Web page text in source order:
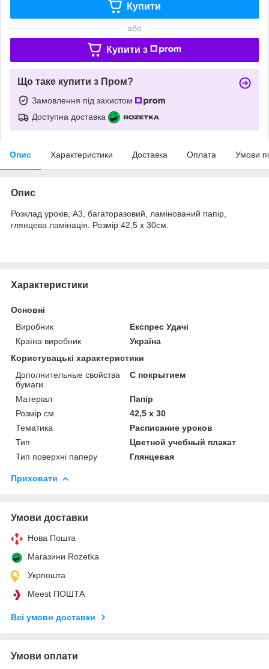
Купити
або
Купити з
Що таке купити з Пром?
Замовлення під захистом
Доступна доставка
Опис Характеристики Доставка Оплата Умови
Опис
Розклад уроків, А3, багаторазовий, ламінований папір,
глянцева ламінація. Розмір 42,5 х 30см.
Характеристики
Основні
Виробник
Експрес Удачі
Країна виробник
Україна
Користувацькі характеристики
Дополнительные свойства
бумаги
С покрытием
Матеріал
Папір
Розмір см
42,5 х 30
Тематика
Расписание уроков
Тип
Цветной учебный плакат
Тип поверхні паперу
Глянцевая
Приховати
Умови доставки
Нова Пошта
Магазини Rozetka
Укрпошта
Meest ПОШТА
Всі умови доставки
Умови оплати